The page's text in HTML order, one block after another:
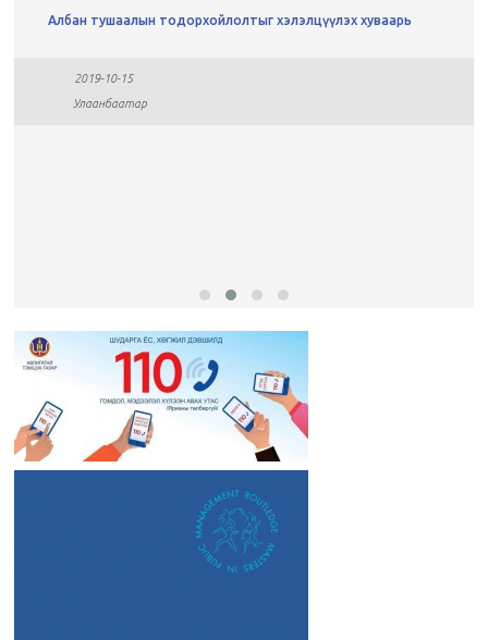
Албан тушаалын тодорхойлолтыг хэлэлцүүлэх хуваарь
2019-10-15
Улаанбаатар